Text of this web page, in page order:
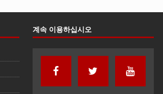
계속 이용하십시오